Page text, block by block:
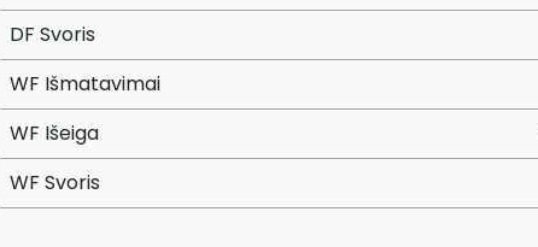
DF Svoris
WF Išmatavimai
WF Išeiga
WF Svoris